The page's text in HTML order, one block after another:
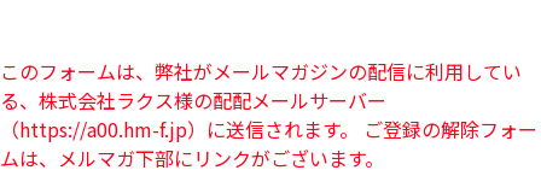
このフォームは、弊社がメールマガジンの配信に利用してい
る、株式会社ラクス様の配配メールサーバー
（https://a00.hm-f.jp）に送信されます。 ご登録の解除フォー
ムは、メルマガ下部にリンクがございます。